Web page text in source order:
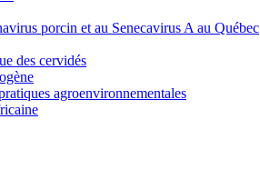
porcin et au Senecavirus A au Québec
des cervidés
agroenvironnementales